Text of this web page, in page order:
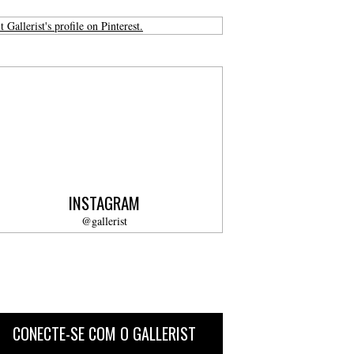
Gallerist's profile on Pinterest.
INSTAGRAM
@gallerist
CONECTE-SE COM O GALLERIST